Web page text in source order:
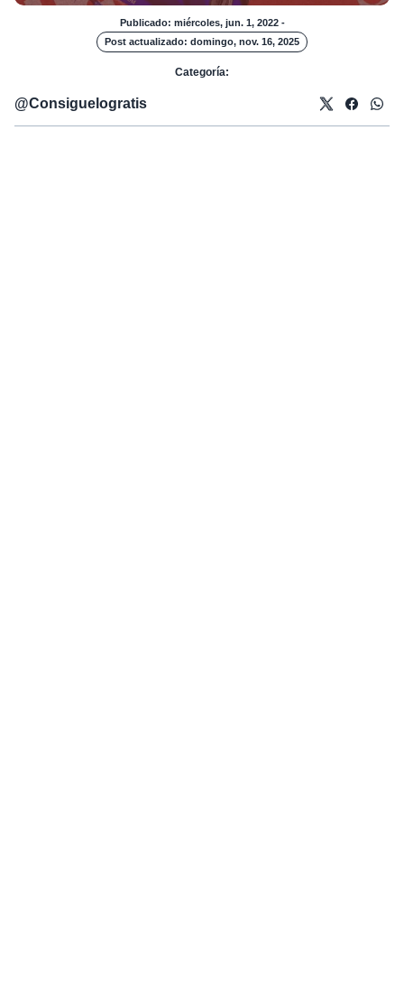
Publicado: miércoles, jun. 1, 2022 -
Post actualizado: domingo, nov. 16, 2025
Categoría:
@Consiguelogratis